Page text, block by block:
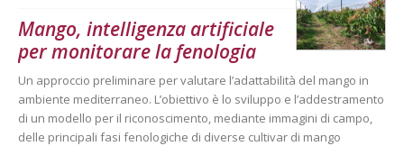
Mango, intelligenza artificiale
per monitorare la fenologia
Un approccio preliminare per valutare l’adattabilità del mango in
ambiente mediterraneo. L’obiettivo è lo sviluppo e l’addestramento
di un modello per il riconoscimento, mediante immagini di campo,
delle principali fasi fenologiche di diverse cultivar di mango